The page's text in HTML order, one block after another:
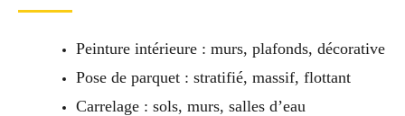
Peinture intérieure : murs, plafonds, décorative
Pose de parquet : stratifié, massif, flottant
Carrelage : sols, murs, salles d’eau